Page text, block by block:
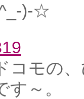
)-☆
コモの
す～。